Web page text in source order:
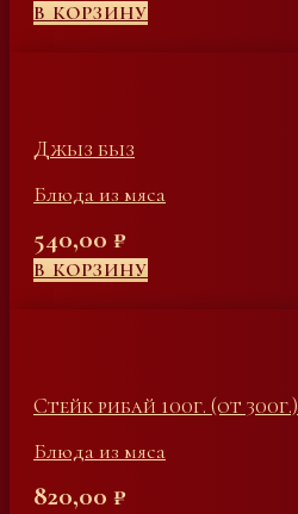
В КОРЗИНУ
Джыз быз
Блюда из мяса
540,00 ₽
В КОРЗИНУ
Стейк рибай 100г. (от 300г.)
Блюда из мяса
820,00 ₽